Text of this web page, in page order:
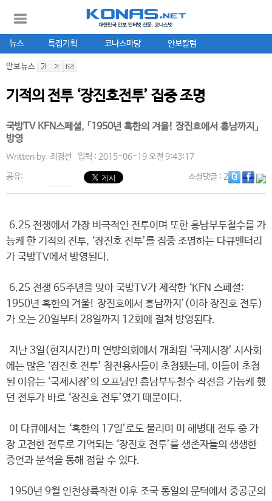
뉴스 특집기획 코나스마당 안보칼럼
안보뉴스
기적의 전투 ‘장진호전투’ 집중 조명
국방TV KFN스페셜, 「1950년 혹한의 겨울! 장진호에서 흥남까지」
방영
Written by. 최경선 입력 : 2015-06-19 오전 9:43:17
공유: 소셜댓글: 2
6.25 전쟁에서 가장 비극적인 전투이며 또한 흥남부두철수를 가
능케 한 기적의 전투, ‘장진호 전투’를 집중 조명하는 다큐멘터리
가 국방TV에서 방영된다.
6.25 전쟁 65주년을 맞아 국방TV가 제작한 ‘KFN 스페셜:
1950년 혹한의 겨울! 장진호에서 흥남까지’(이하 장진호 전투)
가 오는 20일부터 28일까지 12회에 걸쳐 방영된다.
지난 3일(현지시간)미 연방의회에서 개최된 ‘국제시장’ 시사회
에는 많은 ‘장진호 전투’ 참전용사들이 초청됐는데, 이들이 초청
된 이유는 ‘국제시장’의 오프닝인 흥남부두철수 작전을 가능케 했
던 전투가 바로 ‘장진호 전투’였기 때문이다.
이 다큐에서는 ‘혹한의 17일’로도 불리며 미 해병대 전투 중 가
장 고전한 전투로 기억되는 ‘장진호 전투’를 생존자들의 생생한
증언과 분석을 통해 접할 수 있다.
1950년 9월 인천상륙작전 이후 조국 통일의 문턱에서 중공군의